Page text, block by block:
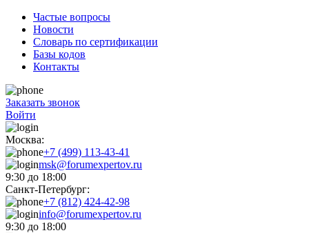
Частые вопросы
Новости
Словарь по сертификации
Базы кодов
Контакты
Заказать звонок
Войти
Москва:
+7 (499) 113-43-41
msk@forumexpertov.ru
9:30 до 18:00
Санкт-Петербург:
+7 (812) 424-42-98
info@forumexpertov.ru
9:30 до 18:00